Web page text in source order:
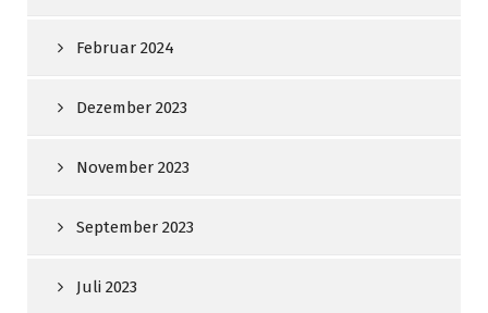
Februar 2024
Dezember 2023
November 2023
September 2023
Juli 2023